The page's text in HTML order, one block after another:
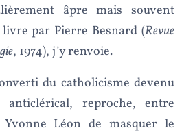
âpre mais souvent
par Pierre Besnard (Revue
, 1974), j’y renvoie.
du catholicisme devenu
anticlérical, reproche, entre
Léon de masquer le